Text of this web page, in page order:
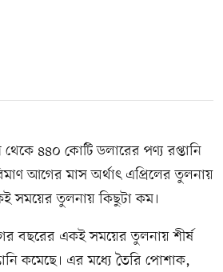
থেকে ৪৪০ কোটি ডলারের পণ্য রপ্তানি
আগের মাস অর্থাৎ এপ্রিলের তুলনায়
সময়ের তুলনায় কিছুটা কম।
বছরের একই সময়ের তুলনায় শীর্ষ
কমেছে। এর মধ্যে তৈরি পোশাক,